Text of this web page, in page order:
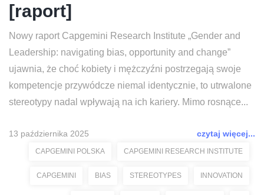
[raport]
Nowy raport Capgemini Research Institute „Gender and
Leadership: navigating bias, opportunity and change”
ujawnia, że choć kobiety i mężczyźni postrzegają swoje
kompetencje przywódcze niemal identycznie, to utrwalone
stereotypy nadal wpływają na ich kariery. Mimo rosnące...
13 października 2025 czytaj więcej...
CAPGEMINI POLSKA CAPGEMINI RESEARCH INSTITUTE
CAPGEMINI BIAS STEREOTYPES INNOVATION